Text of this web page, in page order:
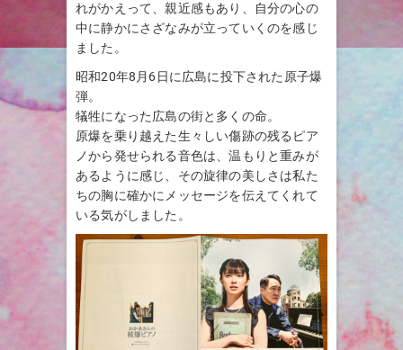
れがかえって、親近感もあり、自分の心の
中に静かにさざなみが立っていくのを感じ
ました。
昭和20年8月6日に広島に投下された原子爆
弾。
犠牲になった広島の街と多くの命。
原爆を乗り越えた生々しい傷跡の残るピア
ノから発せられる音色は、温もりと重みが
あるように感じ、その旋律の美しさは私た
ちの胸に確かにメッセージを伝えてくれて
いる気がしました。